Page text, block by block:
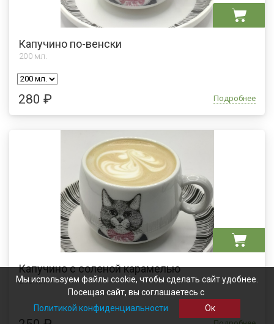
Капучино по-венски
200 мл.
280 ₽ Подробнее
Капучино с соленой карамелью
200 мл.
Мы используем файлы cookie, чтобы сделать сайт удобнее.
Посещая сайт, вы соглашаетесь с
Политикой конфиденциальности
Ок